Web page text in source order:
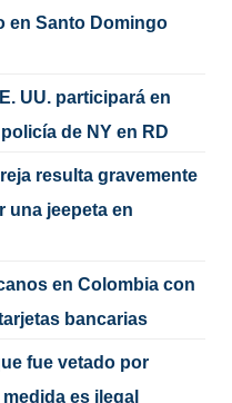
en Santo Domingo
UU. participará en
de NY en RD
resulta gravemente
una jeepeta en
en Colombia con
bancarias
fue vetado por
es ilegal